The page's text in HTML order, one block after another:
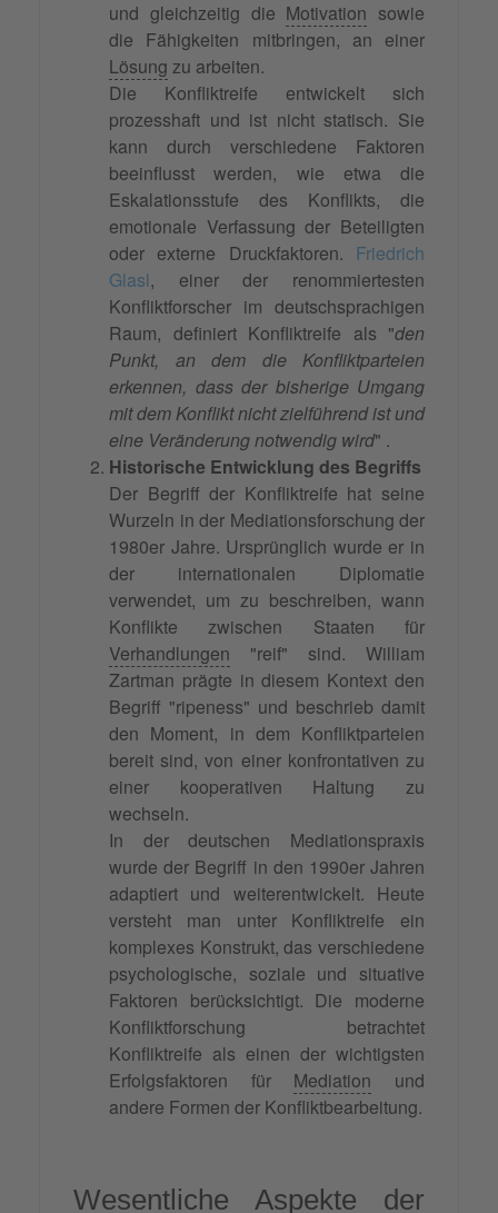
und gleichzeitig die Motivation sowie
die Fähigkeiten mitbringen, an einer
Lösung zu arbeiten.
Die Konfliktreife entwickelt sich
prozesshaft und ist nicht statisch. Sie
kann durch verschiedene Faktoren
beeinflusst werden, wie etwa die
Eskalationsstufe des Konflikts, die
emotionale Verfassung der Beteiligten
oder externe Druckfaktoren. Friedrich
Glasl, einer der renommiertesten
Konfliktforscher im deutschsprachigen
Raum, definiert Konfliktreife als "den
Punkt, an dem die Konfliktparteien
erkennen, dass der bisherige Umgang
mit dem Konflikt nicht zielführend ist und
eine Veränderung notwendig wird" .
Historische Entwicklung des Begriffs
Der Begriff der Konfliktreife hat seine
Wurzeln in der Mediationsforschung der
1980er Jahre. Ursprünglich wurde er in
der internationalen Diplomatie
verwendet, um zu beschreiben, wann
Konflikte zwischen Staaten für
Verhandlungen "reif" sind. William
Zartman prägte in diesem Kontext den
Begriff "ripeness" und beschrieb damit
den Moment, in dem Konfliktparteien
bereit sind, von einer konfrontativen zu
einer kooperativen Haltung zu
wechseln.
In der deutschen Mediationspraxis
wurde der Begriff in den 1990er Jahren
adaptiert und weiterentwickelt. Heute
versteht man unter Konfliktreife ein
komplexes Konstrukt, das verschiedene
psychologische, soziale und situative
Faktoren berücksichtigt. Die moderne
Konfliktforschung betrachtet
Konfliktreife als einen der wichtigsten
Erfolgsfaktoren für Mediation und
andere Formen der Konfliktbearbeitung.
Wesentliche Aspekte der